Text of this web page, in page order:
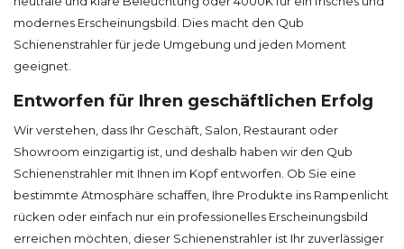
modernes Erscheinungsbild. Dies macht den Qub
Schienenstrahler für jede Umgebung und jeden Moment
geeignet.
Entworfen für Ihren geschäftlichen Erfolg
Wir verstehen, dass Ihr Geschäft, Salon, Restaurant oder
Showroom einzigartig ist, und deshalb haben wir den Qub
Schienenstrahler mit Ihnen im Kopf entworfen. Ob Sie eine
bestimmte Atmosphäre schaffen, Ihre Produkte ins Rampenlicht
rücken oder einfach nur ein professionelles Erscheinungsbild
erreichen möchten, dieser Schienenstrahler ist Ihr zuverlässiger